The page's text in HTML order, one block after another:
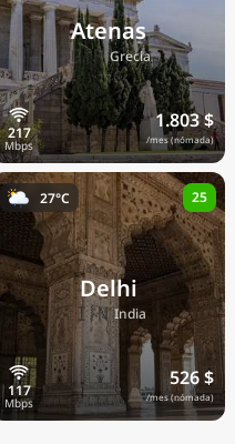
Atenas
🇬🇷Grecia
1.803 $
/mes (nómada)
Delhi
🇮🇳India
526 $
/mes (nómada)
27°C 25